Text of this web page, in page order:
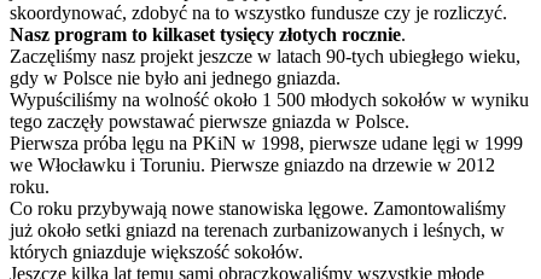
skoordynować, zdobyć na to wszystko fundusze czy je rozliczyć.
Nasz program to kilkaset tysięcy złotych rocznie.
Zaczęliśmy nasz projekt jeszcze w latach 90-tych ubiegłego wieku,
gdy w Polsce nie było ani jednego gniazda.
Wypuściliśmy na wolność około 1 500 młodych sokołów w wyniku
tego zaczęły powstawać pierwsze gniazda w Polsce.
Pierwsza próba lęgu na PKiN w 1998, pierwsze udane lęgi w 1999
we Włocławku i Toruniu. Pierwsze gniazdo na drzewie w 2012
roku.
Co roku przybywają nowe stanowiska lęgowe. Zamontowaliśmy
już około setki gniazd na terenach zurbanizowanych i leśnych, w
których gniazduje większość sokołów.
Jeszcze kilka lat temu sami obrączkowaliśmy wszystkie młode